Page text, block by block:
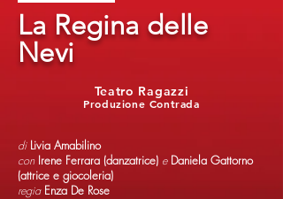
La Regina delle
Nevi
Produzione Contrada
Teatro Ragazzi
di Livia Amabilino
con Irene Ferrara (danzatrice) eDaniela Gattorno
(attrice e giocoleria)
regia Enza De Rose